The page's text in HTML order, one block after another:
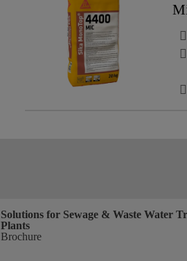
Solutions for Sewage & Waste Water
Plants
Brochure